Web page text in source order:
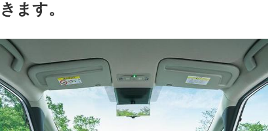
きます。